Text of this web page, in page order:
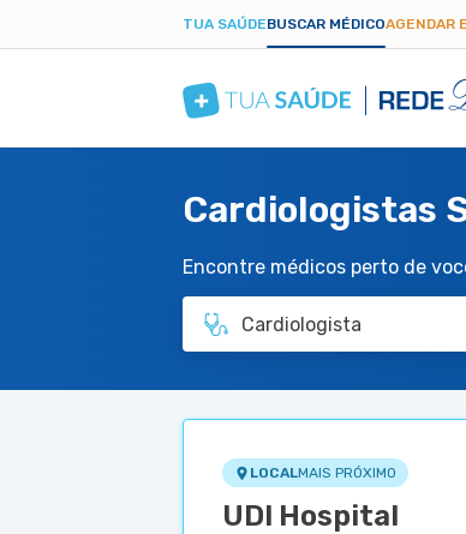
TUA SAÚDEBUSCAR MÉDICOAGENDAR
Cardiologistas
Encontre médicos perto de
LOCALMAIS PRÓXIMO
UDI Hospital